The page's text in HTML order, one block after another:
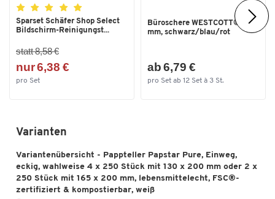
Sparset Schäfer Shop Select
Bildschirm-Reinigungst...
statt 8,58 €
nur 6,38 €
pro Set
Büroschere WESTCOTT® 200
mm, schwarz/blau/rot
ab 6,79 €
pro Set ab 12 Set à 3 St.
Varianten
Variantenübersicht - Pappteller Papstar Pure, Einweg,
eckig, wahlweise 4 x 250 Stück mit 130 x 200 mm oder 2 x
250 Stück mit 165 x 200 mm, lebensmittelecht, FSC®-
zertifiziert & kompostierbar, weiß